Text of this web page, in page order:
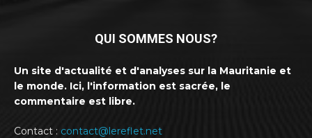
QUI SOMMES NOUS?
Un site d'actualité et d'analyses sur la Mauritanie et
le monde. Ici, l'information est sacrée, le
commentaire est libre.
Contact : contact@lereflet.net